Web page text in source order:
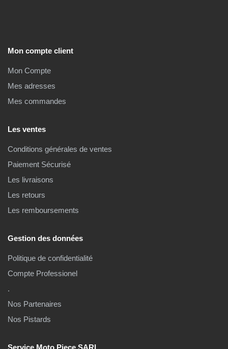
Mon compte client
Mon Compte
Mes adresses
Mes commandes
Les ventes
Conditions générales de ventes
Paiement Sécurisé
Les livraisons
Les retours
Les remboursements
Gestion des données
Politique de confidentialité
Compte Professionel
.
Nos Partenaires
Nos Pistards
Service Moto Piece SARL